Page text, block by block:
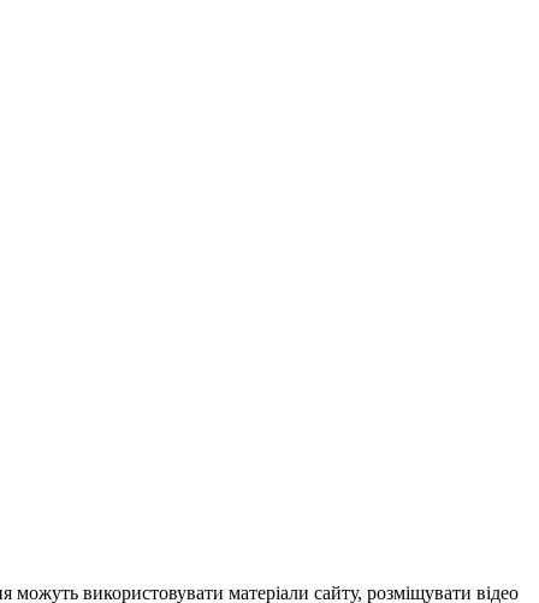
використовувати матеріали сайту, розміщувати відео